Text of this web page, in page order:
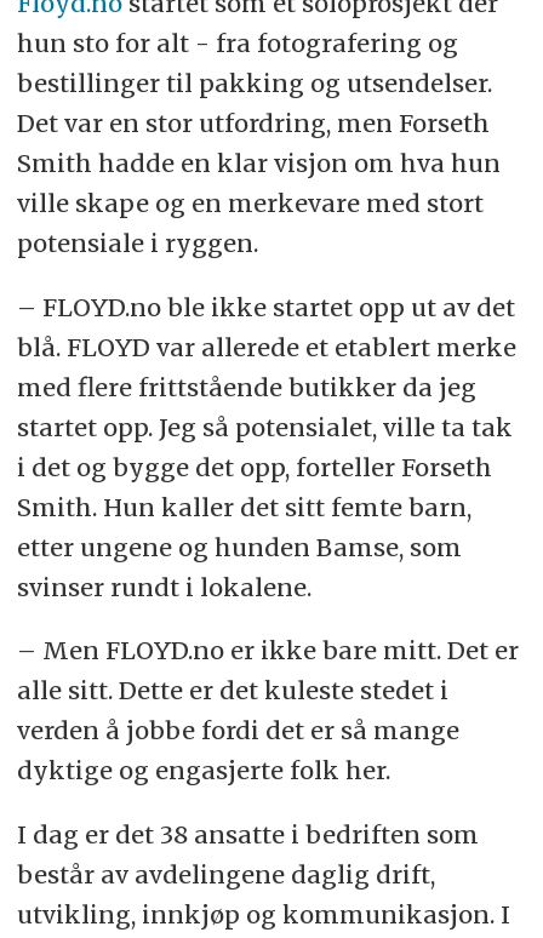
hun sto for alt - fra fotografering og
bestillinger til pakking og utsendelser.
Det var en stor utfordring, men Forseth
Smith hadde en klar visjon om hva hun
ville skape og en merkevare med stort
potensiale i ryggen.
– FLOYD.no ble ikke startet opp ut av det
blå. FLOYD var allerede et etablert merke
med flere frittstående butikker da jeg
startet opp. Jeg så potensialet, ville ta tak
i det og bygge det opp, forteller Forseth
Smith. Hun kaller det sitt femte barn,
etter ungene og hunden Bamse, som
svinser rundt i lokalene.
– Men FLOYD.no er ikke bare mitt. Det er
alle sitt. Dette er det kuleste stedet i
verden å jobbe fordi det er så mange
dyktige og engasjerte folk her.
I dag er det 38 ansatte i bedriften som
består av avdelingene daglig drift,
utvikling, innkjøp og kommunikasjon. I